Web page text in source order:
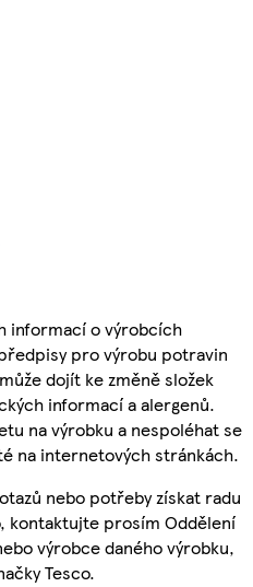
informací o výrobcích
pro výrobu potravin
dojít ke změně složek
informací a alergenů.
na výrobku a nespoléhat se
na internetových stránkách.
nebo potřeby získat radu
kontaktujte prosím Oddělení
výrobce daného výrobku,
Tesco.